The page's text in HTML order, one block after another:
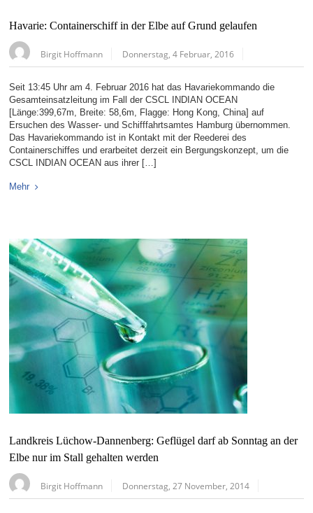
Havarie: Containerschiff in der Elbe auf Grund gelaufen
Birgit Hoffmann Donnerstag, 4 Februar, 2016
Seit 13:45 Uhr am 4. Februar 2016 hat das Havariekommando die
Gesamteinsatzleitung im Fall der CSCL INDIAN OCEAN
[Länge:399,67m, Breite: 58,6m, Flagge: Hong Kong, China] auf
Ersuchen des Wasser- und Schifffahrtsamtes Hamburg übernommen.
Das Havariekommando ist in Kontakt mit der Reederei des
Containerschiffes und erarbeitet derzeit ein Bergungskonzept, um die
CSCL INDIAN OCEAN aus ihrer […]
Mehr
Landkreis Lüchow-Dannenberg: Geflügel darf ab Sonntag an der
Elbe nur im Stall gehalten werden
Birgit Hoffmann Donnerstag, 27 November, 2014